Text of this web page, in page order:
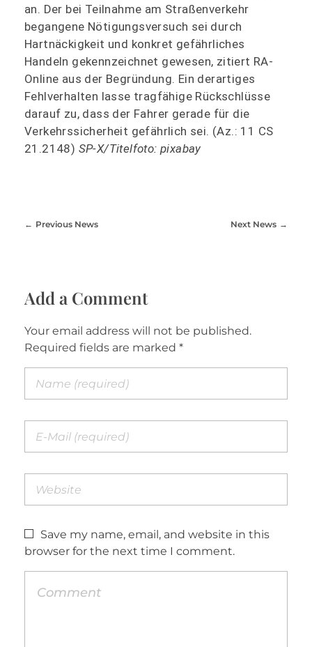
an. Der bei Teilnahme am Straßenverkehr
begangene Nötigungsversuch sei durch
Hartnäckigkeit und konkret gefährliches
Handeln gekennzeichnet gewesen, zitiert RA-
Online aus der Begründung. Ein derartiges
Fehlverhalten lasse tragfähige Rückschlüsse
darauf zu, dass der Fahrer gerade für die
Verkehrssicherheit gefährlich sei. (Az.: 11 CS
21.2148) SP-X/Titelfoto: pixabay
Previous News Next News
Add a Comment
Your email address will not be published.
Required fields are marked *
Save my name, email, and website in this
browser for the next time I comment.